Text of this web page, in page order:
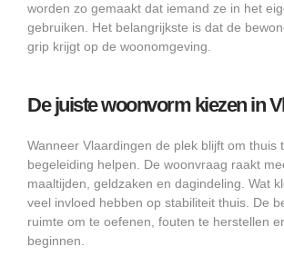
worden zo gemaakt dat iemand ze in het
gebruiken. Het belangrijkste is dat de
grip krijgt op de woonomgeving.
De juiste woonvorm kiezen in
Wanneer Vlaardingen de plek blijft om thuis
begeleiding helpen. De woonvraag raakt
maaltijden, geldzaken en dagindeling. Wat
veel invloed hebben op stabiliteit thuis. De
ruimte om te oefenen, fouten te herstellen
beginnen.